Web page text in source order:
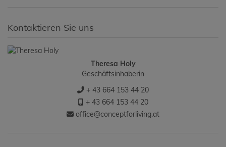
Kontaktieren Sie uns
Theresa Holy
Geschäftsinhaberin
+ 43 664 153 44 20
+ 43 664 153 44 20
office@conceptforliving.at